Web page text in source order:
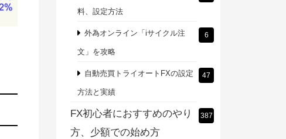
料、設定方法
外為オンライン「iサイクル注
文」を攻略
6
自動売買トライオートFXの設定
方法と実績
47
FX初心者におすすめのやり
方、少額での始め方
387